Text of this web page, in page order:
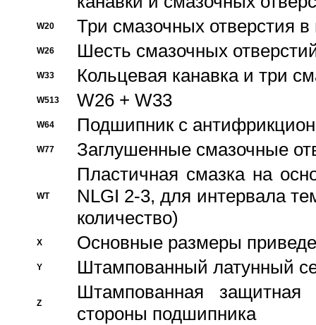
W20 Три смазочных отверстия
W26 Шесть смазочных
W33 Кольцевая канавка и три
W513 W26 + W33
W64 Подшипник с
W77 Заглушенные смазочные
WT
Пластичная смазка на
NLGI 2-3, для интервала
количество)
X Основные размеры
Y Штампованный латунный
Z
Штампованная
стороны подшипника